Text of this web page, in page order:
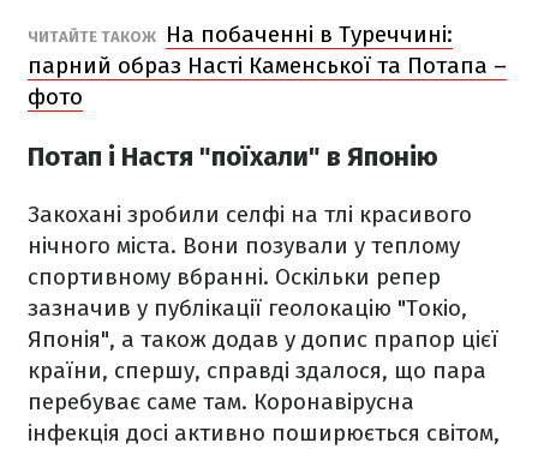
ЧИТАЙТЕ ТАКОЖ
На побаченні в Туреччині:
парний образ Насті Каменської та Потапа –
фото
Потап і Настя "поїхали" в Японію
Закохані зробили селфі на тлі красивого
нічного міста. Вони позували у теплому
спортивному вбранні. Оскільки репер
зазначив у публікації геолокацію "Токіо,
Японія", а також додав у допис прапор цієї
країни, спершу, справді здалося, що пара
перебуває саме там. Коронавірусна
інфекція досі активно поширюється світом,